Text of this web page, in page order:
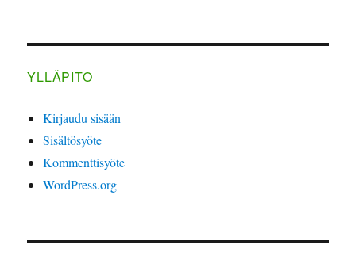
YLLÄPITO
Kirjaudu sisään
Sisältösyöte
Kommenttisyöte
WordPress.org